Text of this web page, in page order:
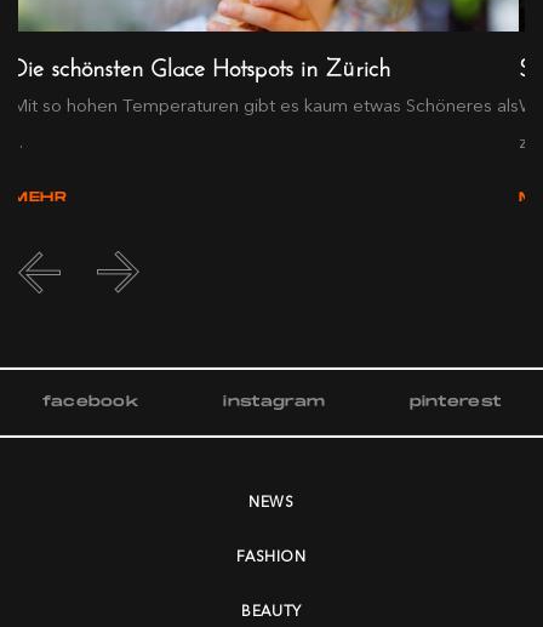
Die schönsten Glace Hotspots in Zürich
Mit so hohen Temperaturen gibt es kaum etwas Schöneres als
...
MEHR
facebook instagram pinterest
NEWS
FASHION
BEAUTY